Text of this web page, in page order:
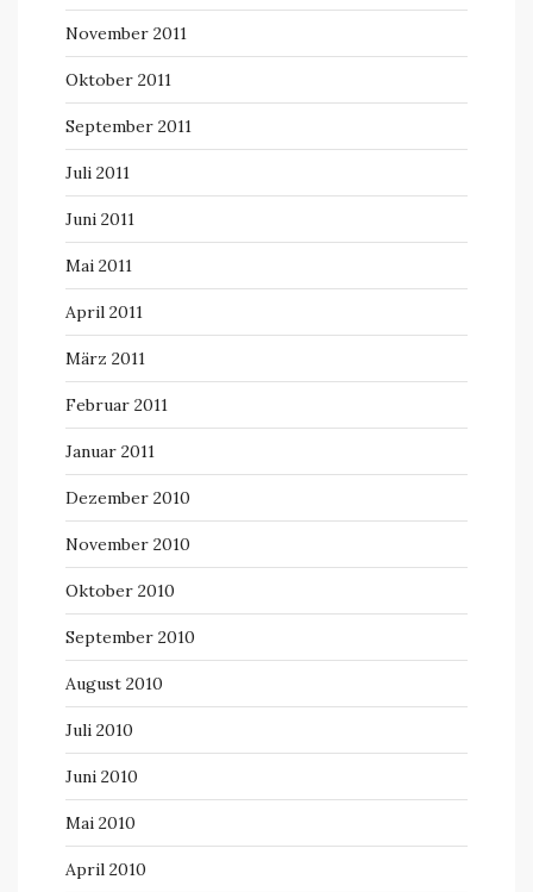
November 2011
Oktober 2011
September 2011
Juli 2011
Juni 2011
Mai 2011
April 2011
März 2011
Februar 2011
Januar 2011
Dezember 2010
November 2010
Oktober 2010
September 2010
August 2010
Juli 2010
Juni 2010
Mai 2010
April 2010